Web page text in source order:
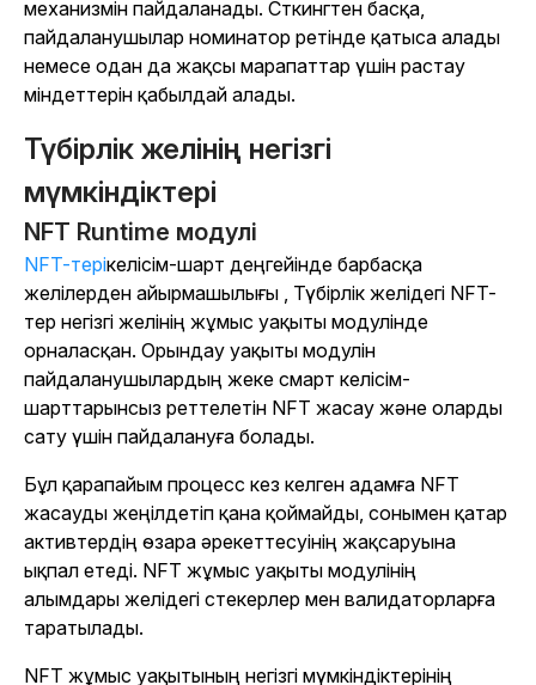
механизмін пайдаланады. Сткингтен басқа,
пайдаланушылар номинатор ретінде қатыса алады
немесе одан да жақсы марапаттар үшін растау
міндеттерін қабылдай алады.
Түбірлік желінің негізгі
мүмкіндіктері
NFT Runtime модулі
NFT-терікелісім-шарт деңгейінде барбасқа
желілерден айырмашылығы , Түбірлік желідегі NFT-
тер негізгі желінің жұмыс уақыты модулінде
орналасқан. Орындау уақыты модулін
пайдаланушылардың жеке смарт келісім-
шарттарынсыз реттелетін NFT жасау және оларды
сату үшін пайдалануға болады.
Бұл қарапайым процесс кез келген адамға NFT
жасауды жеңілдетіп қана қоймайды, сонымен қатар
активтердің өзара әрекеттесуінің жақсаруына
ықпал етеді. NFT жұмыс уақыты модулінің
алымдары желідегі стекерлер мен валидаторларға
таратылады.
NFT жұмыс уақытының негізгі мүмкіндіктерінің